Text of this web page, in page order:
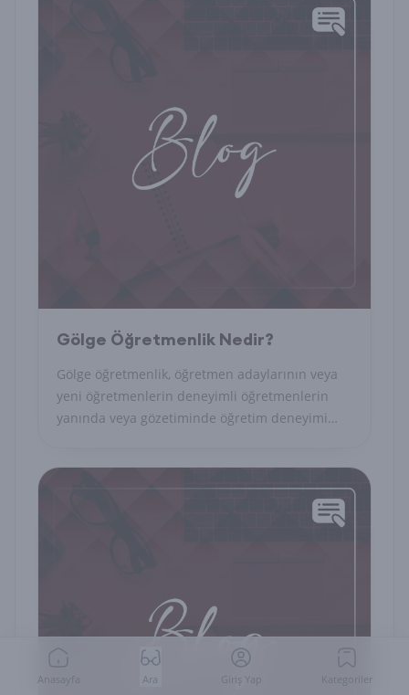
Gölge Öğretmenlik Nedir?
Gölge öğretmenlik, öğretmen adaylarının veya
yeni öğretmenlerin deneyimli öğretmenlerin
yanında veya gözetiminde öğretim deneyimi
Anasayfa Ara Giriş Yap Kategoriler